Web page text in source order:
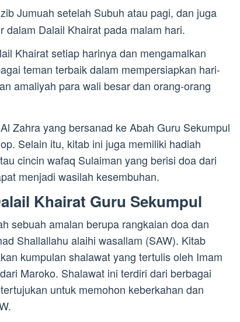
Jumuah setelah Subuh atau pagi, dan juga
dalam Dalail Khairat pada malam hari.
Khairat setiap harinya dan mengamalkan
teman terbaik dalam mempersiapkan hari-
amaliyah para wali besar dan orang-orang
Zahra yang bersanad ke Abah Guru Sekumpul
Selain itu, kitab ini juga memiliki hadiah
cincin wafaq Sulaiman yang berisi doa dari
menjadi wasilah kesembuhan.
Khairat Guru Sekumpul
sebuah amalan berupa rangkaian doa dan
Shallallahu alaihi wasallam (SAW). Kitab
kumpulan shalawat yang tertulis oleh Imam
Maroko. Shalawat ini terdiri dari berbagai
untuk memohon keberkahan dan